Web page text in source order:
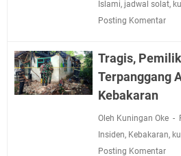
Islami, jadwal solat,
Posting Komentar
Tragis,
Terpanggang
Kebakaran
Oleh Kuningan Oke
Insiden, Kebakaran,
Posting Komentar